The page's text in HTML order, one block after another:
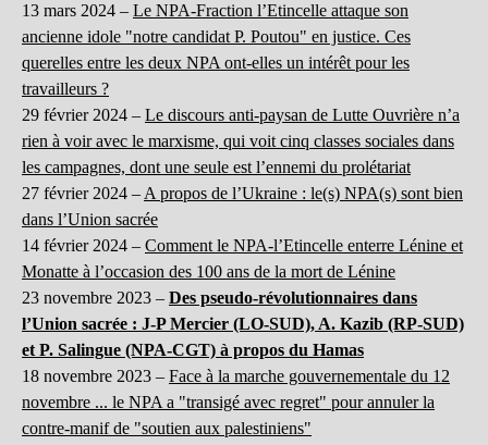
13 mars 2024 – Le NPA-Fraction l’Etincelle attaque son
ancienne idole "notre candidat P. Poutou" en justice. Ces
querelles entre les deux NPA ont-elles un intérêt pour les
travailleurs ?
29 février 2024 – Le discours anti-paysan de Lutte Ouvrière n’a
rien à voir avec le marxisme, qui voit cinq classes sociales dans
les campagnes, dont une seule est l’ennemi du prolétariat
27 février 2024 – A propos de l’Ukraine : le(s) NPA(s) sont bien
dans l’Union sacrée
14 février 2024 – Comment le NPA-l’Etincelle enterre Lénine et
Monatte à l’occasion des 100 ans de la mort de Lénine
23 novembre 2023 – Des pseudo-révolutionnaires dans
l’Union sacrée : J-P Mercier (LO-SUD), A. Kazib (RP-SUD)
et P. Salingue (NPA-CGT) à propos du Hamas
18 novembre 2023 – Face à la marche gouvernementale du 12
novembre ... le NPA a "transigé avec regret" pour annuler la
contre-manif de "soutien aux palestiniens"